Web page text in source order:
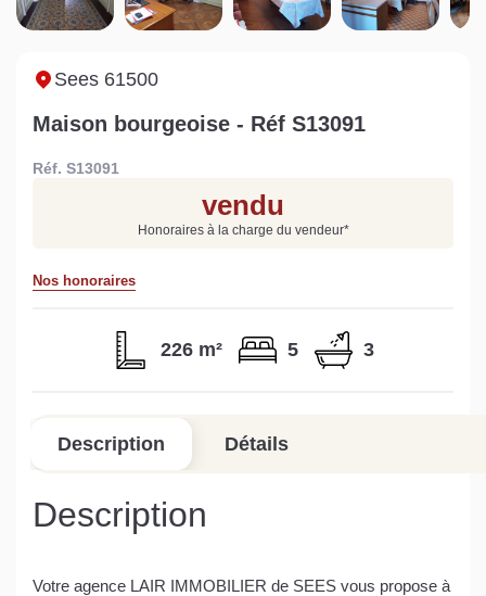
maison à Mortagne-au-
Perche
non viabilisé à Pré-en-
Pail ?
Rapide et gratuit, recevez votre estimation
Estimer mon bien maintenant
Sees 61500
Maison bourgeoise - Réf S13091
Réf. S13091
vendu
Honoraires à la charge du vendeur*
Nos honoraires
226 m² 5 3
Description Détails
Description
Votre agence LAIR IMMOBILIER de SEES vous propose à